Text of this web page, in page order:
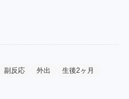
副反応 外出 生後2ヶ月